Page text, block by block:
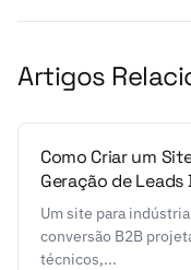
Artigos
Como Criar um
Geração de Leads
Um site para
conversão B2B
técnicos,...